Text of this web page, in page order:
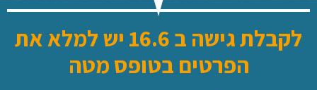
לקבלת גישה ב 16.6 יש למלא את
הפרטים בטופס מטה